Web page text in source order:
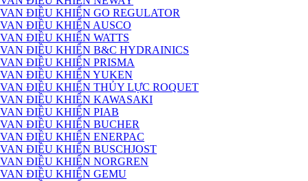
VAN ĐIỀU KHIỂN GO REGULATOR
VAN ĐIỀU KHIỂN AUSCO
VAN ĐIỀU KHIỂN WATTS
VAN ĐIỀU KHIỂN B&C HYDRAINICS
VAN ĐIỀU KHIỂN PRISMA
VAN ĐIỀU KHIỂN YUKEN
VAN ĐIỀU KHIỂN THỦY LỰC ROQUET
VAN ĐIỀU KHIỂN KAWASAKI
VAN ĐIỀU KHIỂN PIAB
VAN ĐIỀU KHIỂN BUCHER
VAN ĐIỀU KHIỂN ENERPAC
VAN ĐIỀU KHIỂN BUSCHJOST
VAN ĐIỀU KHIỂN NORGREN
VAN ĐIỀU KHIỂN GEMU